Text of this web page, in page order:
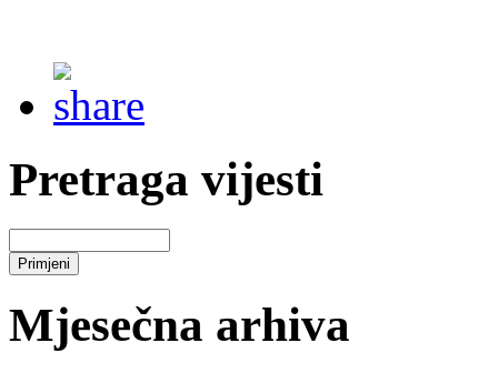
Pretraga vijesti
Mjesečna arhiva